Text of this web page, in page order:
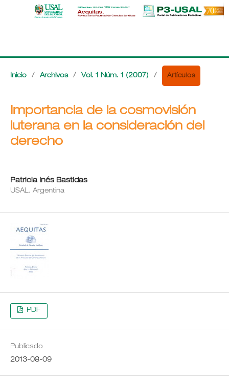
Inicio / Archivos / Vol. 1 Núm. 1 (2007) / Artículos
Importancia de la cosmovisión
luterana en la consideración del
derecho
Patricia Inés Bastidas
USAL. Argentina
PDF
Publicado
2013-08-09